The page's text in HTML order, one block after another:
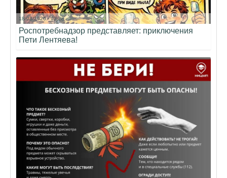
18/03/2026 - 13:28
Роспотребнадзор представляет: приключения
Пети Лентяева!